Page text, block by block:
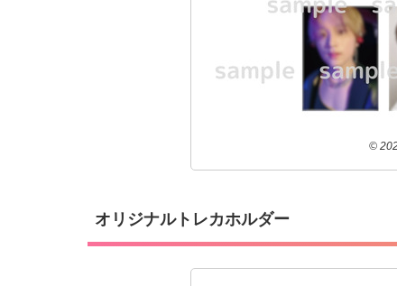
©
オリジナルトレカホルダー